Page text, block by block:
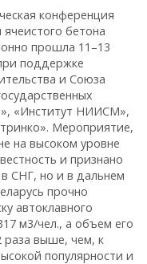
конференция
бетона
прошла 11–13
поддержке
и Союза
«Институт НИИСМ»,
Мероприятие,
на высоком уровне
и признано
СНГ, но и в дальнем
прочно
автоклавного
м3/чел., а объем его
раза выше, чем, к
популярности и